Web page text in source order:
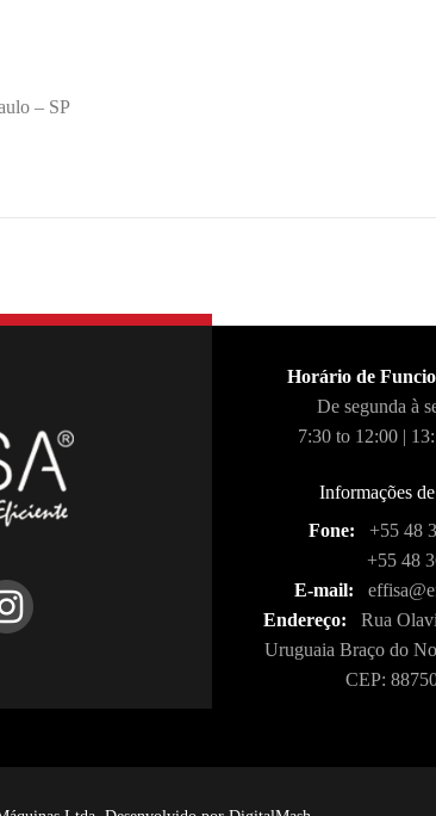
– SP
Horário de
De segunda à
7:30 to 12:00 |
Informações
Fone:
+55 48
+55 48
E-mail:
Endereço:
Rua
Uruguaia Braço do
CEP: